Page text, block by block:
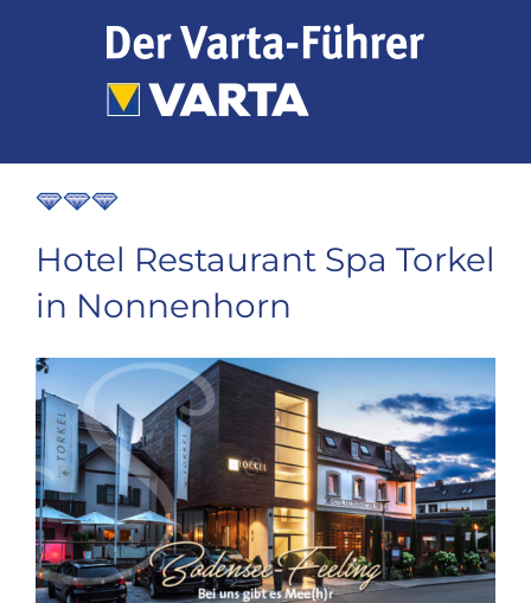
Hotel Restaurant Spa Torkel
in Nonnenhorn